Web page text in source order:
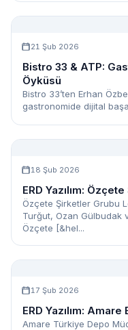
21 Şub 2026
Bistro 33 & ATP:
Öyküsü
Bistro 33’ten Erhan
gastronomide dijital
18 Şub 2026
ERD Yazılım:
Özçete Şirketler Grubu
Turğut, Ozan Gülbudak
Özçete [&hel...
17 Şub 2026
ERD Yazılım: Amare
Amare Türkiye Depo